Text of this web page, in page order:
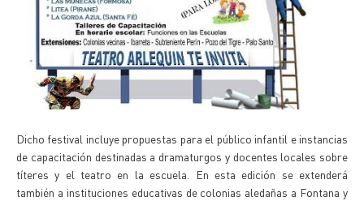
Dicho festival incluye propuestas para el público infantil e instancias
de capacitación destinadas a dramaturgos y docentes locales sobre
títeres y el teatro en la escuela. En esta edición se extenderá
también a instituciones educativas de colonias aledañas a Fontana y